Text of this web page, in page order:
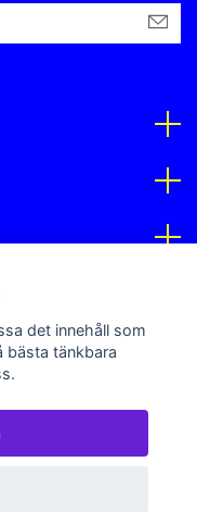
by Quickbutik
det innehåll som
bästa tänkbara